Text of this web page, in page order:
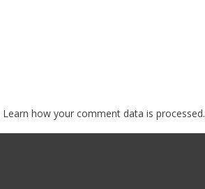
Learn how your comment data is processed.